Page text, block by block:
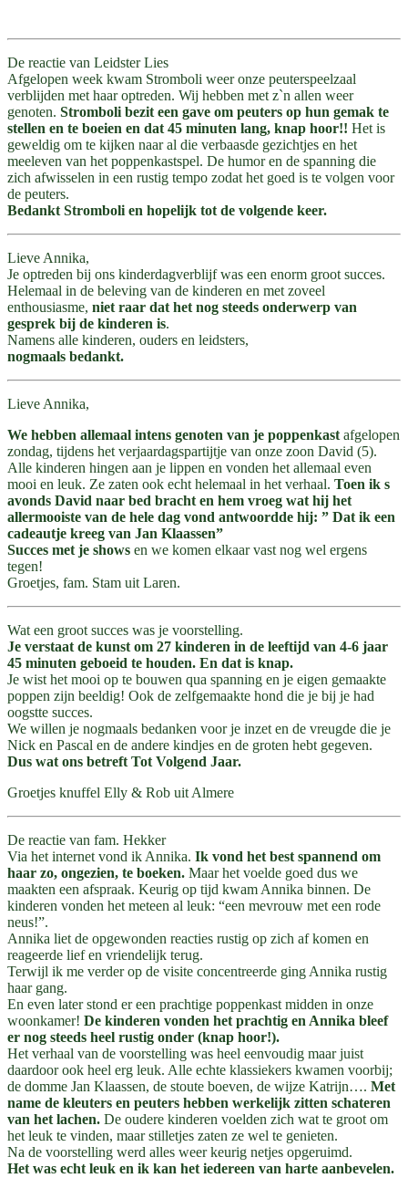
De reactie van Leidster Lies
Afgelopen week kwam Stromboli weer onze peuterspeelzaal
verblijden met haar optreden. Wij hebben met z`n allen weer
genoten. Stromboli bezit een gave om peuters op hun gemak te
stellen en te boeien en dat 45 minuten lang, knap hoor!! Het is
geweldig om te kijken naar al die verbaasde gezichtjes en het
meeleven van het poppenkastspel. De humor en de spanning die
zich afwisselen in een rustig tempo zodat het goed is te volgen voor
de peuters.
Bedankt Stromboli en hopelijk tot de volgende keer.
Lieve Annika,
Je optreden bij ons kinderdagverblijf was een enorm groot succes.
Helemaal in de beleving van de kinderen en met zoveel
enthousiasme, niet raar dat het nog steeds onderwerp van
gesprek bij de kinderen is.
Namens alle kinderen, ouders en leidsters,
nogmaals bedankt.
Lieve Annika,
We hebben allemaal intens genoten van je poppenkast afgelopen
zondag, tijdens het verjaardagspartijtje van onze zoon David (5).
Alle kinderen hingen aan je lippen en vonden het allemaal even
mooi en leuk. Ze zaten ook echt helemaal in het verhaal. Toen ik s
avonds David naar bed bracht en hem vroeg wat hij het
allermooiste van de hele dag vond antwoordde hij: ” Dat ik een
cadeautje kreeg van Jan Klaassen”
Succes met je shows en we komen elkaar vast nog wel ergens
tegen!
Groetjes, fam. Stam uit Laren.
Wat een groot succes was je voorstelling.
Je verstaat de kunst om 27 kinderen in de leeftijd van 4-6 jaar
45 minuten geboeid te houden. En dat is knap.
Je wist het mooi op te bouwen qua spanning en je eigen gemaakte
poppen zijn beeldig! Ook de zelfgemaakte hond die je bij je had
oogstte succes.
We willen je nogmaals bedanken voor je inzet en de vreugde die je
Nick en Pascal en de andere kindjes en de groten hebt gegeven.
Dus wat ons betreft Tot Volgend Jaar.
Groetjes knuffel Elly & Rob uit Almere
De reactie van fam. Hekker
Via het internet vond ik Annika. Ik vond het best spannend om
haar zo, ongezien, te boeken. Maar het voelde goed dus we
maakten een afspraak. Keurig op tijd kwam Annika binnen. De
kinderen vonden het meteen al leuk: “een mevrouw met een rode
neus!”.
Annika liet de opgewonden reacties rustig op zich af komen en
reageerde lief en vriendelijk terug.
Terwijl ik me verder op de visite concentreerde ging Annika rustig
haar gang.
En even later stond er een prachtige poppenkast midden in onze
woonkamer! De kinderen vonden het prachtig en Annika bleef
er nog steeds heel rustig onder (knap hoor!).
Het verhaal van de voorstelling was heel eenvoudig maar juist
daardoor ook heel erg leuk. Alle echte klassiekers kwamen voorbij;
de domme Jan Klaassen, de stoute boeven, de wijze Katrijn…. Met
name de kleuters en peuters hebben werkelijk zitten schateren
van het lachen. De oudere kinderen voelden zich wat te groot om
het leuk te vinden, maar stilletjes zaten ze wel te genieten.
Na de voorstelling werd alles weer keurig netjes opgeruimd.
Het was echt leuk en ik kan het iedereen van harte aanbevelen.